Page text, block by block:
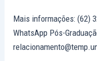
Mais informações: (62)
WhatsApp Pós-